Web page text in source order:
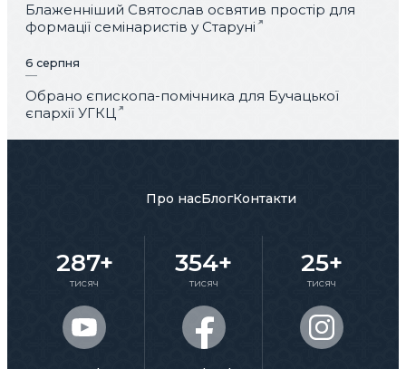
Блаженніший Святослав освятив простір для
формації семінаристів у Старуні
6 серпня
Обрано єпископа-помічника для Бучацької
єпархії УГКЦ
Про насБлогКонтакти
287+
тисяч
354+
тисяч
25+
тисяч